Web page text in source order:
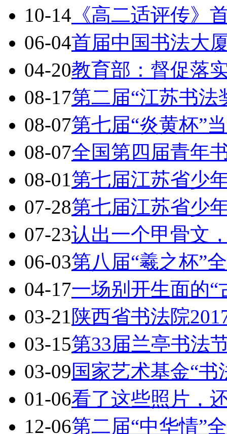
10-14 《高二适评传》
06-04首届中国书法大
04-20教育部：督促落
08-17第二届“江苏书
08-07第七届“炎黄杯”
08-07全国第四届青年
08-01第七届江苏省少
07-28第七届江苏省少
07-23认出一个甲骨文
06-03第八届“羲之杯”
04-17一场别开生面的“
03-21陕西省书法院
03-15第33届兰亭书法
03-09国家艺术基金“
01-06看了这些照片，
12-06第二届“中华情”